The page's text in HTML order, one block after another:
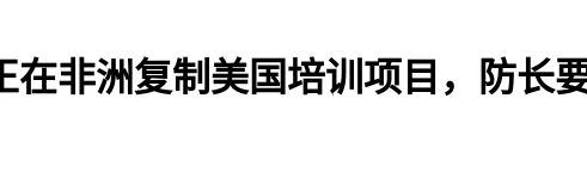
非洲复制美国培训项目，防长